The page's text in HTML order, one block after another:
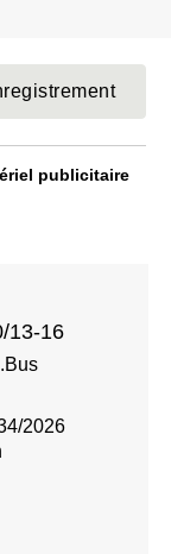
publicitaire
13-16
2026